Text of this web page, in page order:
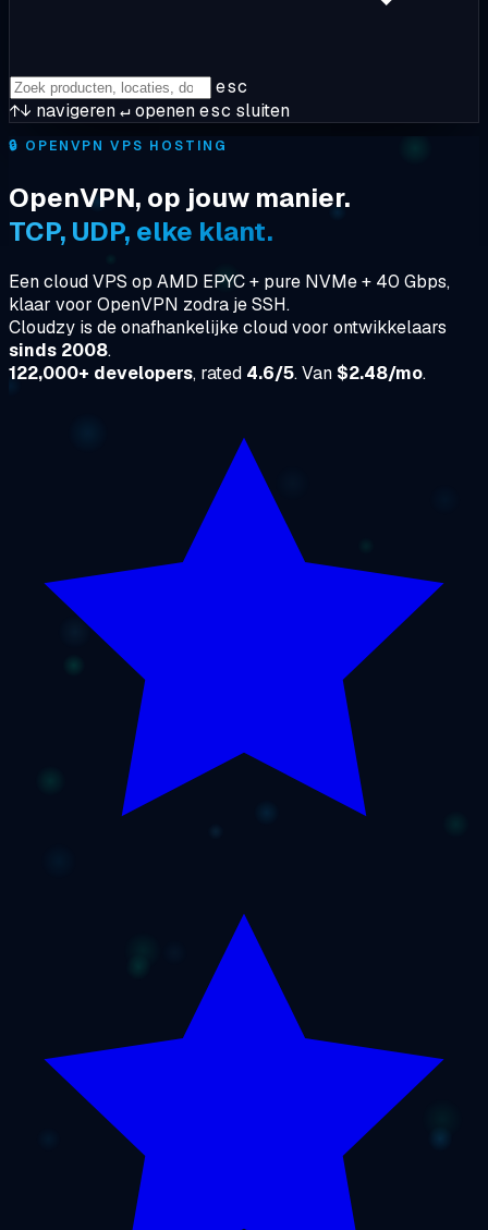
esc
↑↓ navigeren↵openenesc sluiten
🔒 OPENVPN VPS HOSTING
OpenVPN, op jouw manier.
TCP, UDP, elke klant.
Een cloud VPS op AMD EPYC + pure NVMe + 40 Gbps,
klaar voor OpenVPN zodra je SSH.
Cloudzy is de onafhankelijke cloud voor ontwikkelaars
sinds 2008.
122,000+ developers, rated 4.6/5. Van $2.48/mo.